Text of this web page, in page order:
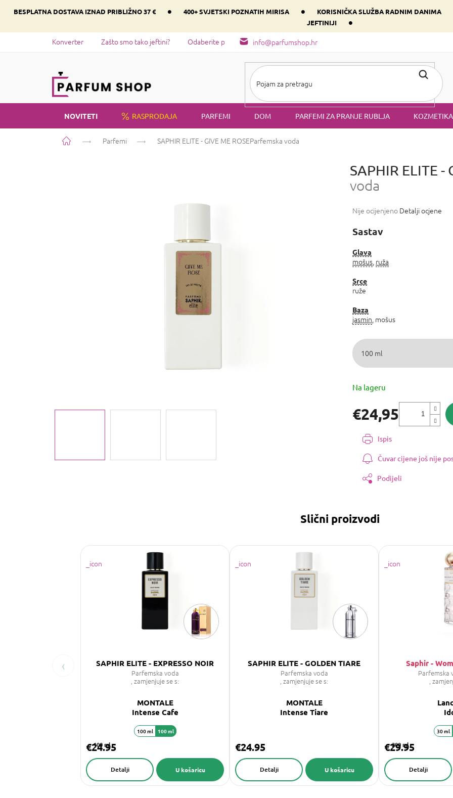
BESPLATNA DOSTAVA IZNAD PRIBLIŽNO 37 € • 400+ SVJETSKI POZNATIH MIRISA •
KORISNIČKA SLUŽBA RADNIM DANIMA
JEFTINIJI
•
info@parfumshop.hr
Konverter Zašto smo tako jeftini? Odaberite parfem svog srca prema dominantnoj komponenti
NOVITETI RASPRODAJA PARFEMI DOM PARFEMI ZA PRANJE RUBLJA KOZMETIKA
Početna Parfemi SAPHIR ELITE - GIVE ME ROSEParfemska voda
SAPHIR ELITE -
voda
Prosječna
proizvoda
je
0,0
od
5
zvjezdica.
Nije ocijenjeno Detalji ocjene
€24,95
cijenu:
Na lageru
Sastav
Glava
mošus ruža
Srce
ruže
Baza
jasmin , mošus
Ispis
Čuvar cijene još nije
Podijeli
Slični proizvodi
‹ SAPHIR ELITE - EXPRESSO NOIR
Parfemska voda
, zamjenjuje se s:
MONTALE
Intense Cafe
100 ml
€24.95
U košaricu
Detalji
100 ml 100 ml
SAPHIR ELITE - GOLDEN TIARE
Parfemska voda
, zamjenjuje se s:
MONTALE
Intense Tiare
€24.95
U košaricu
Detalji
Saphir -
Parfemska
,
200 ml
€29.95
Detalji
30 ml